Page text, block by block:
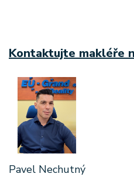
Kontaktujte makléře
Pavel Nechutný